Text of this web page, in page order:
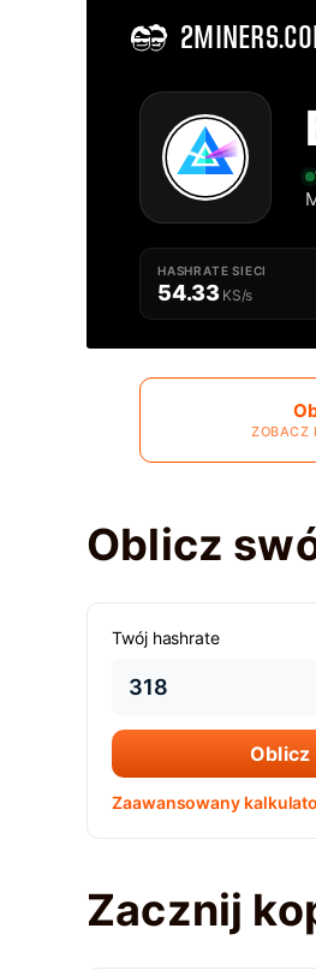
Najlepsza Beam Kopalnia - 2Miners
HASHRATE SIECI
54.33 KS/s
ZOBACZ
Oblicz
Twój hashrate
Oblicz
Zaawansowany
Zacznij